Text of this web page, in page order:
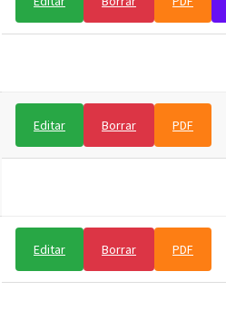
Editar Borrar PDF
Editar Borrar PDF